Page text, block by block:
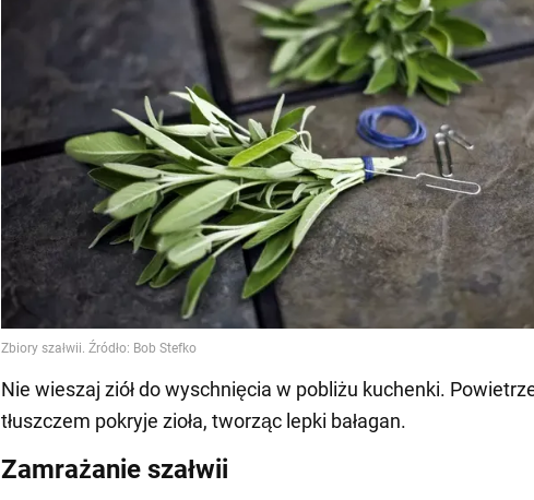
Nie wieszaj ziół do wyschnięcia w pobliżu kuchenki.
tłuszczem pokryje zioła, tworząc lepki bałagan.
Zamrażanie szałwii